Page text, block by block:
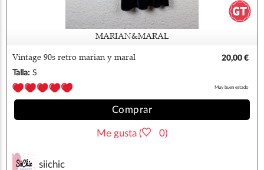
MARIAN&MARAL
Vintage 90s retro marian y maral
20,00 €
Talla: S
Muy buen estado
Comprar
Me gusta ( 0)
siichic